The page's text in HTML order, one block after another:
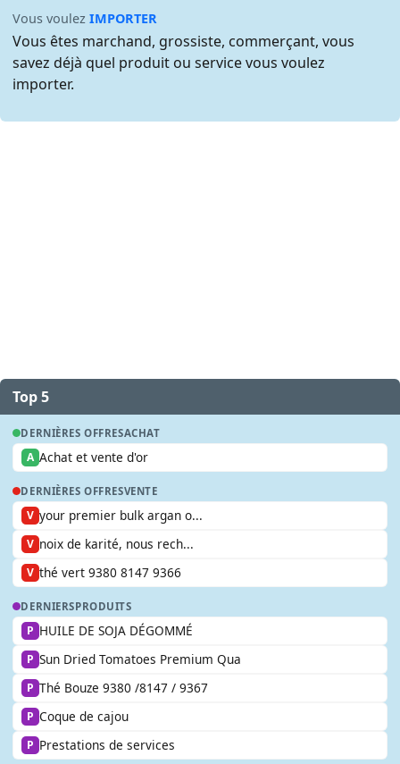
Vous voulezIMPORTER
Vous êtes marchand, grossiste, commerçant, vous
savez déjà quel produit ou service vous voulez
importer.
Top 5
DERNIÈRES OFFRESACHAT
A Achat et vente d'or
DERNIÈRES OFFRESVENTE
V your premier bulk argan o...
V noix de karité, nous rech...
V thé vert 9380 8147 9366
DERNIERSPRODUITS
P HUILE DE SOJA DÉGOMMÉ
P Sun Dried Tomatoes Premium Qua
P Thé Bouze 9380 /8147 / 9367
P Coque de cajou
P Prestations de services